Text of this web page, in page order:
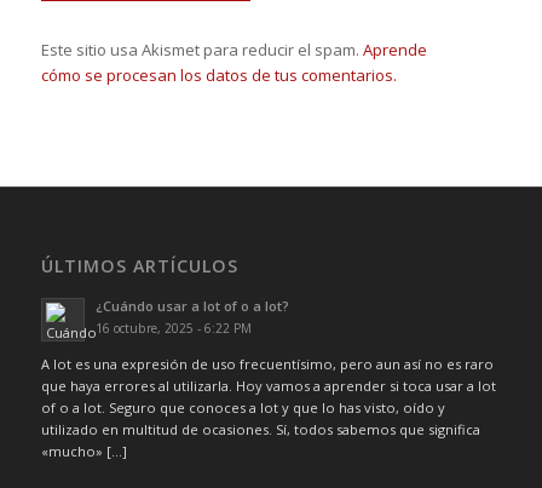
Este sitio usa Akismet para reducir el spam. Aprende
cómo se procesan los datos de tus comentarios.
ÚLTIMOS ARTÍCULOS
¿Cuándo usar a lot of o a lot?
16 octubre, 2025 - 6:22 PM
A lot es una expresión de uso frecuentísimo, pero aun así no es raro
que haya errores al utilizarla. Hoy vamos a aprender si toca usar a lot
of o a lot. Seguro que conoces a lot y que lo has visto, oído y
utilizado en multitud de ocasiones. Sí, todos sabemos que significa
«mucho» […]